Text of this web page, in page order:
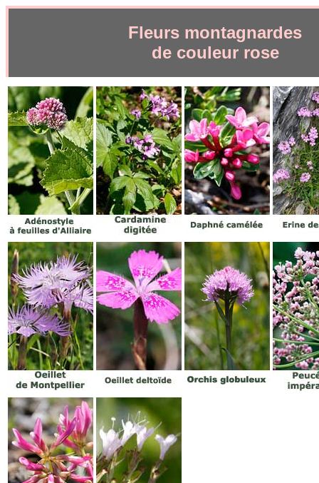
Fleurs montagnardes
de couleur rose